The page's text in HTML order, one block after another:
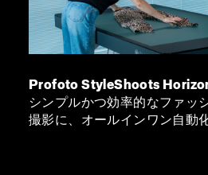
Profoto StyleShoots
シンプルかつ効率的なファッ
撮影に、オールインワン自動